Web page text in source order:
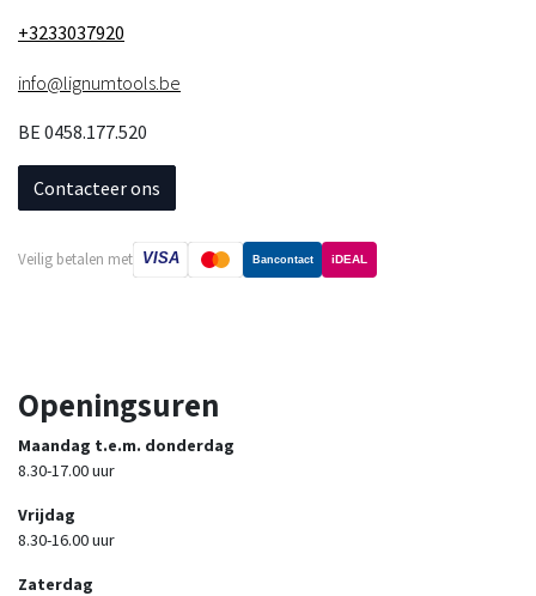
+3233037920
info@lignumtools.be
BE 0458.177.520
Contacteer ons
Veilig betalen met VISA Bancontact iDEAL
Openingsuren
Maandag t.e.m. donderdag
8.30-17.00 uur
Vrijdag
8.30-16.00 uur
Zaterdag